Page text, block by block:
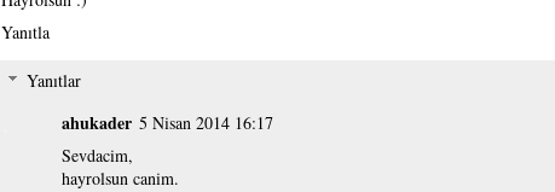
Yanıtla
Yanıtlar
ahukader 5 Nisan 2014 16:17
Sevdacim,
hayrolsun canim.